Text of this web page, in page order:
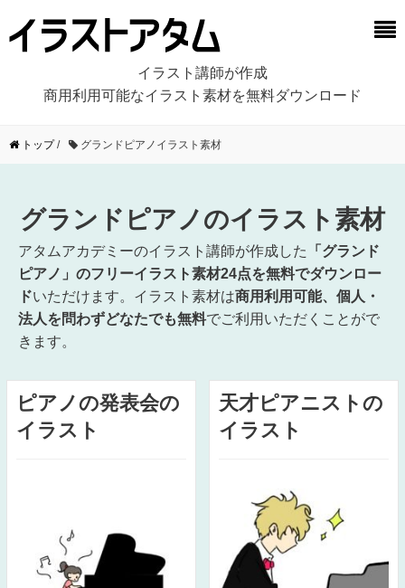
イラスト講師が作成
商用利用可能なイラスト素材を無料ダウンロード
トップ/ グランドピアノイラスト素材
グランドピアノのイラスト素材
アタムアカデミーのイラスト講師が作成した
「グランド
ピアノ」のフリーイラスト素材24点を無料でダウンロー
ドいただけます。イラスト素材は商用利用可能、個人・
法人を問わずどなたでも無料でご利用いただくことがで
きます。
ピアノの発表会の
イラスト
天才ピアニストの
イラスト